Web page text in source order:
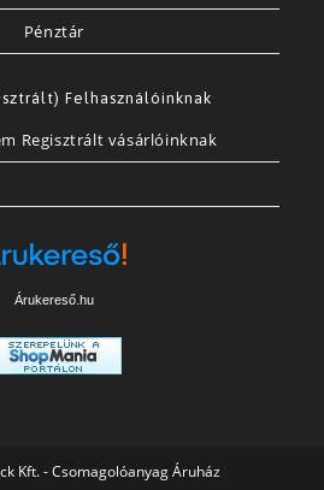
Pénztár
Felhasználóinknak
Regisztrált vásárlóinknak
Árukereső.hu
Kft. - Csomagolóanyag Áruház